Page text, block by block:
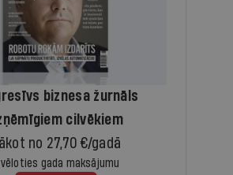
biznesa žurnāls
cilvēkiem
no 27,70 €/gadā
gada maksājumu